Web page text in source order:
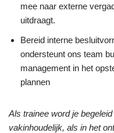
mee naar externe
uitdraagt.
Bereid interne
ondersteunt ons team
management in het
plannen
Als trainee word je
vakinhoudelijk, als in het